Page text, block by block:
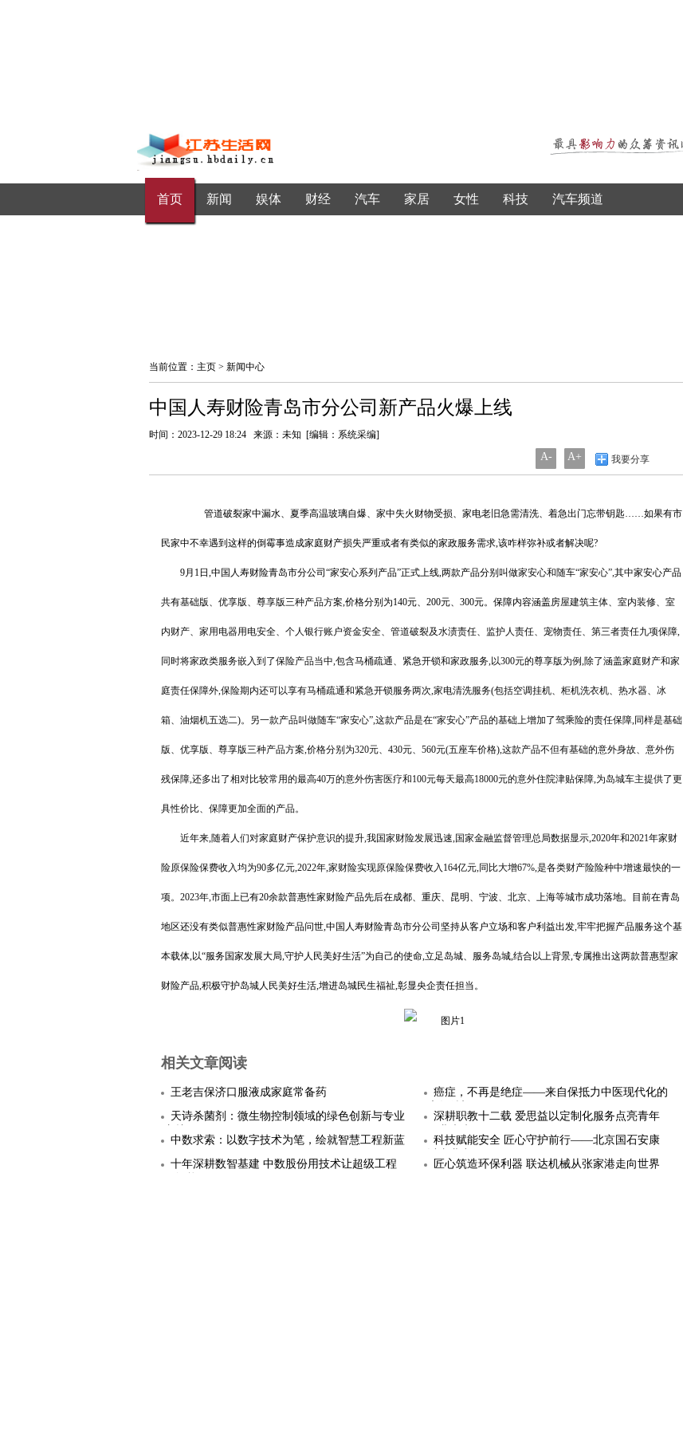
首页 新闻 娱体 财经 汽车 家居 女性 科技 汽车频道
当前位置： 主页 > 新闻中心
中国人寿财险青岛市分公司新产品火爆上线
时间：2023-12-29 18:24 来源：未知 [编辑：系统采编]
A- A+ 我要分享
管道破裂家中漏水、夏季高温玻璃自爆、家中失火财物受损、家电老旧急需清洗、着急出门忘带钥匙……如果有市
民家中不幸遇到这样的倒霉事造成家庭财产损失严重或者有类似的家政服务需求,该咋样弥补或者解决呢?
9月1日,中国人寿财险青岛市分公司“家安心系列产品”正式上线,两款产品分别叫做家安心和随车“家安心”,其中家安心产品
共有基础版、优享版、尊享版三种产品方案,价格分别为140元、200元、300元。保障内容涵盖房屋建筑主体、室内装修、室
内财产、家用电器用电安全、个人银行账户资金安全、管道破裂及水渍责任、监护人责任、宠物责任、第三者责任九项保障,
同时将家政类服务嵌入到了保险产品当中,包含马桶疏通、紧急开锁和家政服务,以300元的尊享版为例,除了涵盖家庭财产和家
庭责任保障外,保险期内还可以享有马桶疏通和紧急开锁服务两次,家电清洗服务(包括空调挂机、柜机洗衣机、热水器、冰
箱、油烟机五选二)。另一款产品叫做随车“家安心”,这款产品是在“家安心”产品的基础上增加了驾乘险的责任保障,同样是基础
版、优享版、尊享版三种产品方案,价格分别为320元、430元、560元(五座车价格),这款产品不但有基础的意外身故、意外伤
残保障,还多出了相对比较常用的最高40万的意外伤害医疗和100元每天最高18000元的意外住院津贴保障,为岛城车主提供了更
具性价比、保障更加全面的产品。
近年来,随着人们对家庭财产保护意识的提升,我国家财险发展迅速,国家金融监督管理总局数据显示,2020年和2021年家财
险原保险保费收入均为90多亿元,2022年,家财险实现原保险保费收入164亿元,同比大增67%,是各类财产险险种中增速最快的一
项。2023年,市面上已有20余款普惠性家财险产品先后在成都、重庆、昆明、宁波、北京、上海等城市成功落地。目前在青岛
地区还没有类似普惠性家财险产品问世,中国人寿财险青岛市分公司坚持从客户立场和客户利益出发,牢牢把握产品服务这个基
本载体,以“服务国家发展大局,守护人民美好生活”为自己的使命,立足岛城、服务岛城,结合以上背景,专属推出这两款普惠型家
财险产品,积极守护岛城人民美好生活,增进岛城民生福祉,彰显央企责任担当。
相关文章阅读
王老吉保济口服液成家庭常备药
癌症，不再是绝症——来自保抵力中医现代化的
天诗杀菌剂：微生物控制领域的绿色创新与专业
深耕职教十二载 爱思益以定制化服务点亮青年
中数求索：以数字技术为笔，绘就智慧工程新蓝
科技赋能安全 匠心守护前行——北京国石安康
十年深耕数智基建 中数股份用技术让超级工程
匠心筑造环保利器 联达机械从张家港走向世界